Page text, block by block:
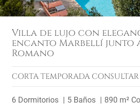
Villa de lujo con
encanto Marbellí junto
Romano
CORTA TEMPORADA
6 Dormitorios 5 Baños
890 m²